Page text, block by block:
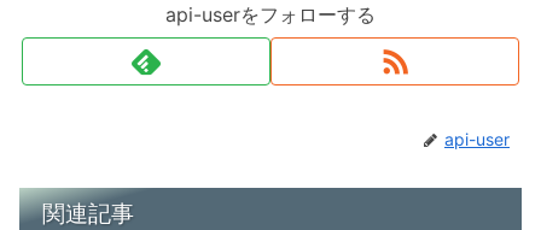
api-userをフォローする
api-user
関連記事